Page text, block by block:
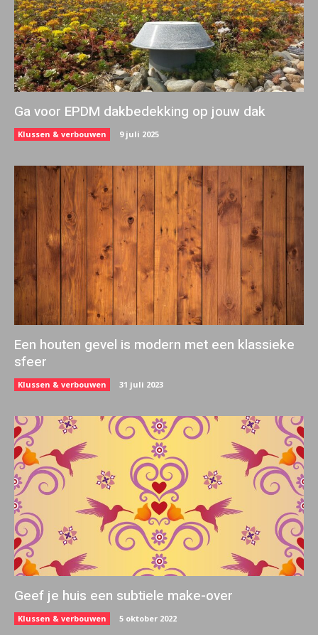
Ga voor EPDM dakbedekking op jouw dak
Klussen & verbouwen 9 juli 2025
Een houten gevel is modern met een klassieke
sfeer
Klussen & verbouwen 31 juli 2023
Geef je huis een subtiele make-over
Klussen & verbouwen 5 oktober 2022